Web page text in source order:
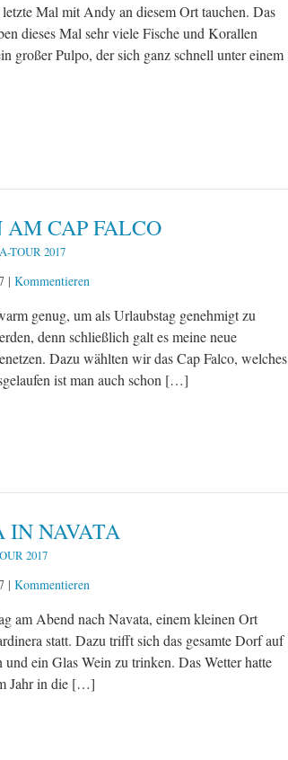
Mal mit Andy an diesem Ort tauchen. Das
dieses Mal sehr viele Fische und Korallen
großer Pulpo, der sich ganz schnell unter einem
AM CAP FALCO
TOUR 2017
| Kommentieren
genug, um als Urlaubstag genehmigt zu
denn schließlich galt es meine neue
Dazu wählten wir das Cap Falco, welches
ist man auch schon […]
IN NAVATA
2017
| Kommentieren
am Abend nach Navata, einem kleinen Ort
statt. Dazu trifft sich das gesamte Dorf auf
ein Glas Wein zu trinken. Das Wetter hatte
Jahr in die […]